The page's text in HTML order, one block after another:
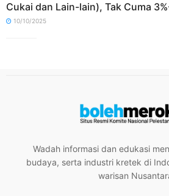
Cukai dan Lain-lain), Tak Cuma
10/10/2025
Wadah informasi dan edukasi
budaya, serta industri kretek di
warisan